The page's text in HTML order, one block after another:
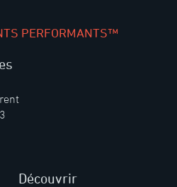
PERFORMANTS™
Découvrir